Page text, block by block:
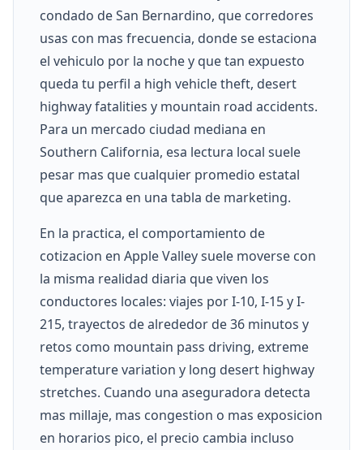
condado de San Bernardino, que corredores
usas con mas frecuencia, donde se estaciona
el vehiculo por la noche y que tan expuesto
queda tu perfil a high vehicle theft, desert
highway fatalities y mountain road accidents.
Para un mercado ciudad mediana en
Southern California, esa lectura local suele
pesar mas que cualquier promedio estatal
que aparezca en una tabla de marketing.
En la practica, el comportamiento de
cotizacion en Apple Valley suele moverse con
la misma realidad diaria que viven los
conductores locales: viajes por I-10, I-15 y I-
215, trayectos de alrededor de 36 minutos y
retos como mountain pass driving, extreme
temperature variation y long desert highway
stretches. Cuando una aseguradora detecta
mas millaje, mas congestion o mas exposicion
en horarios pico, el precio cambia incluso